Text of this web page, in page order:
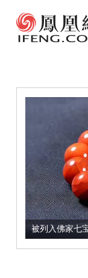
被列入佛家七